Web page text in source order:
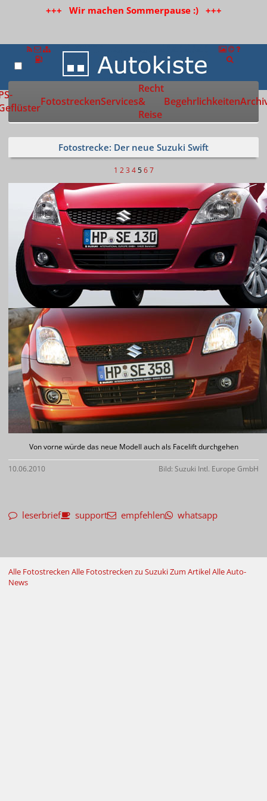
+++ Wir machen Sommerpause :) +++
Zur Startseite
FotostreckenServices
Recht
&
Reise
Begehrlichkeiten
Fotostrecke: Der neue Suzuki Swift
1 2 3 4 5 6 7
Von vorne würde das neue Modell auch als Facelift durchgehen
10.06.2010 Bild: Suzuki Intl. Europe GmbH
leserbrief support empfehlen whatsapp
Alle Fotostrecken Alle Fotostrecken zu SuzukiZum ArtikelAlle Auto-
News